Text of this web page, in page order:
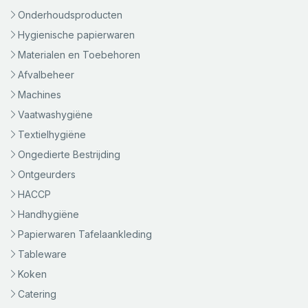
Onderhoudsproducten
Hygienische papierwaren
Materialen en Toebehoren
Afvalbeheer
Machines
Vaatwashygiëne
Textielhygiëne
Ongedierte Bestrijding
Ontgeurders
HACCP
Handhygiëne
Papierwaren Tafelaankleding
Tableware
Koken
Catering